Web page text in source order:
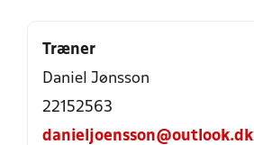
Træner
Daniel Jønsson
22152563
danieljoensson@outlook.dk